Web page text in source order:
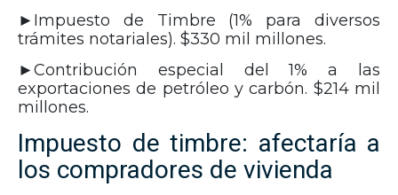
►Impuesto de Timbre (1% para diversos
trámites notariales). $330 mil millones.
►Contribución especial del 1% a las
exportaciones de petróleo y carbón. $214 mil
millones.
Impuesto de timbre: afectaría a
los compradores de vivienda